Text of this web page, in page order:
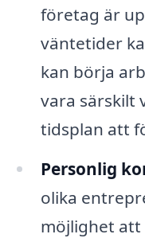
företag är
väntetider
kan börja
vara särskilt
tidsplan att
Personlig
olika
möjlighet att